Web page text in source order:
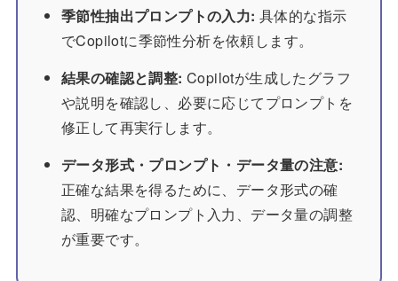
季節性抽出プロンプトの入力: 具体的な指示
でCopilotに季節性分析を依頼します。
結果の確認と調整: Copilotが生成したグラフ
や説明を確認し、必要に応じてプロンプトを
修正して再実行します。
データ形式・プロンプト・データ量の注意:
正確な結果を得るために、データ形式の確
認、明確なプロンプト入力、データ量の調整
が重要です。